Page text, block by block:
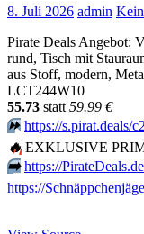
8. Juli 2026 admin
Pirate Deals Angebot:
rund, Tisch mit
aus Stoff, modern,
LCT244W10
55.73 statt 59.99 €
⏩️ https://s.pirat.deals/
🔥 EXKLUSIVE
➡️ https://
https://